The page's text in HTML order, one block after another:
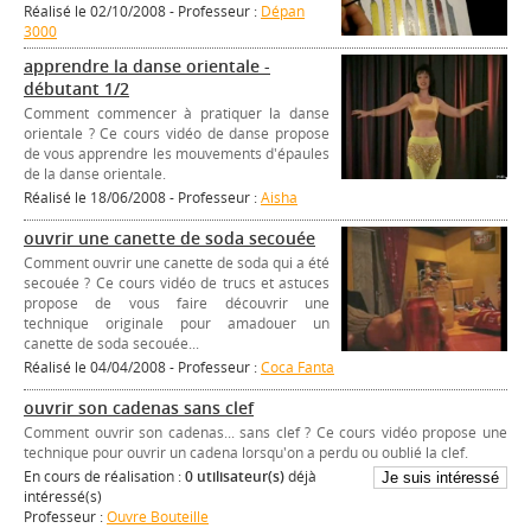
Réalisé le 02/10/2008 - Professeur : Dépan
3000
apprendre la danse orientale -
débutant 1/2
Comment commencer à pratiquer la danse
orientale ? Ce cours vidéo de danse propose
de vous apprendre les mouvements d'épaules
de la danse orientale.
Réalisé le 18/06/2008 - Professeur :Aisha
ouvrir une canette de soda secouée
Comment ouvrir une canette de soda qui a été
secouée ? Ce cours vidéo de trucs et astuces
propose de vous faire découvrir une
technique originale pour amadouer un
canette de soda secouée...
Réalisé le 04/04/2008 - Professeur :Coca Fanta
ouvrir son cadenas sans clef
Comment ouvrir son cadenas... sans clef ? Ce cours vidéo propose une
technique pour ouvrir un cadena lorsqu'on a perdu ou oublié la clef.
En cours de réalisation :0 utilisateur(s)déjà
intéressé(s)
Professeur :Ouvre Bouteille